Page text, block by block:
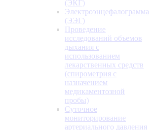
(ЭКГ)
Электроэнцефалограмма
(ЭЭГ)
Проведение
исследований объемов
дыхания с
использованием
лекарственных средств
(спирометрия с
назначением
медикаментозной
пробы)
Суточное
мониторирование
артериального давления